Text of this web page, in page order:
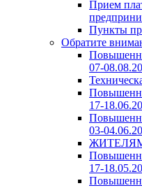
Прием
Пункты
Обратите
07-
17-
03-
17-